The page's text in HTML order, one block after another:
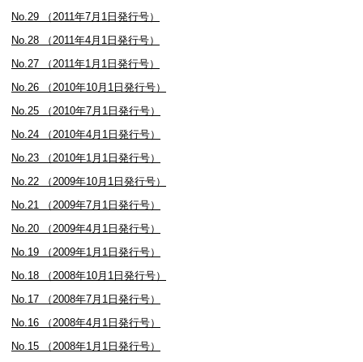
No.29 （2011年7月1日発行号）
No.28 （2011年4月1日発行号）
No.27 （2011年1月1日発行号）
No.26 （2010年10月1日発行号）
No.25 （2010年7月1日発行号）
No.24 （2010年4月1日発行号）
No.23 （2010年1月1日発行号）
No.22 （2009年10月1日発行号）
No.21 （2009年7月1日発行号）
No.20 （2009年4月1日発行号）
No.19 （2009年1月1日発行号）
No.18 （2008年10月1日発行号）
No.17 （2008年7月1日発行号）
No.16 （2008年4月1日発行号）
No.15 （2008年1月1日発行号）